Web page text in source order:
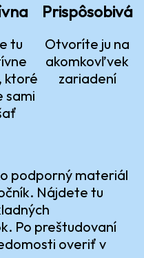
Prispôsobivá
tu
ktoré
sami
Otvoríte ju na
akomkovľvek
zariadení
podporný materiál
Nájdete tu
Po preštudovaní
overiť v